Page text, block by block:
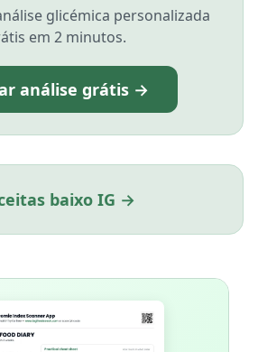
glicémica personalizada
em 2 minutos.
análise grátis →
baixo IG →